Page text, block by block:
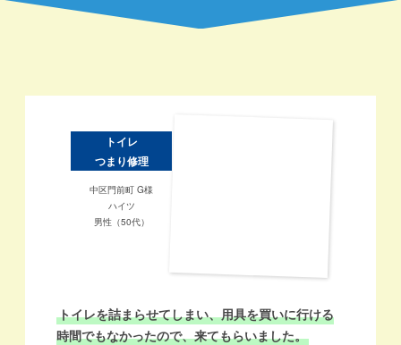
トイレ
つまり修理
中区門前町 G様
ハイツ
男性（50代）
トイレを詰まらせてしまい、用具を買いに行ける
時間でもなかったので、来てもらいました。